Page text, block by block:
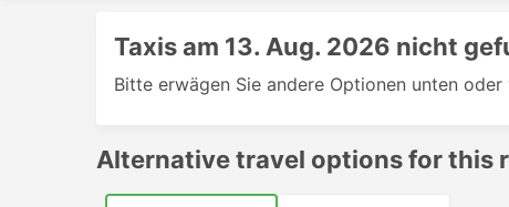
Taxis am 13. Aug. 2026 nicht
Bitte erwägen Sie andere Optionen unten
Alternative travel options for this